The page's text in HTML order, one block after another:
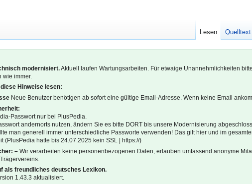
modernisiert.Aktuell laufen Wartungsarbeiten. Für etwaige Unannehmlichkeiten
wie immer.
Hinweise lesen:
Neue Benutzer benötigen ab sofort eine gültige Email-Adresse. Wenn keine Email
Passwort nur bei PlusPedia.
andernorts nutzen, ändern Sie es bitte DORT bis unsere Modernisierung
man generell immer unterschiedliche Passworte verwenden! Das gilt hier und im
(PlusPedia hatte bis 24.07.2025 kein SSL | https://)
– Wir verarbeiten keine personenbezogenen Daten, erlauben umfassend anonyme
als freundliches deutsches Lexikon.
1.43.3 aktualisiert.
Lesen